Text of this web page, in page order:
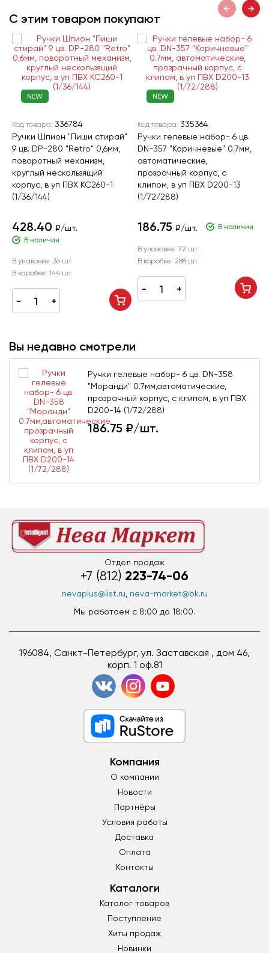
С этим товаром покупают
NEW
Код товара: 336784
Ручки Шпион "Пиши стирай"
9 цв. DP-280 "Retro" 0,6мм,
поворотный механизм,
круглый нескользящий
корпус, в уп ПВХ KC260-1
(1/36/144)
428.40 ₽/шт.
В наличии
В упаковке: 36 шт.
В коробке: 144 шт.
NEW
Код товара: 335364
Ручки гелевые набор- 6 цв.
DN-357 "Коричневые" 0.7мм,
автоматические,
прозрачный корпус, с
клипом, в уп ПВХ D200-13
(1/72/288)
186.75 ₽/шт. В наличии
В упаковке: 72 шт.
В коробке: 288 шт.
Вы недавно смотрели
Ручки гелевые набор- 6 цв. DN-358
"Моранди" 0.7мм,автоматические,
прозрачный корпус, с клипом, в уп ПВХ
D200-14 (1/72/288)
186.75 ₽/шт.
Отдел продаж
+7 (812) 223-74-06
nevaplus@list.ru neva-market@bk.ru
Мы работаем c 8:00 до 18:00.
196084, Санкт-Петербург, ул. Заставская , дом 46,
корп. 1 оф.81
Компания
О компании
Новости
Партнёры
Условия работы
Доставка
Оплата
Контакты
Каталоги
Каталог товаров
Поступление
Хиты продаж
Новинки